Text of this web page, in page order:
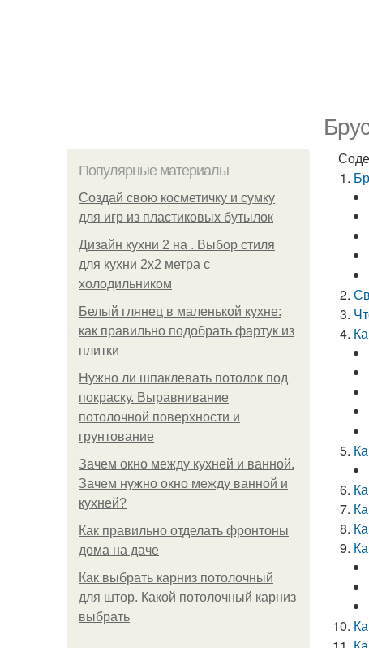
Популярные материалы
Создай свою косметичку и сумку
для игр из пластиковых бутылок
Дизайн кухни 2 на . Выбор стиля
для кухни 2х2 метра с
холодильником
Белый глянец в маленькой кухне:
как правильно подобрать фартук из
плитки
Нужно ли шпаклевать потолок под
покраску. Выравнивание
потолочной поверхности и
грунтование
Зачем окно между кухней и ванной.
Зачем нужно окно между ванной и
кухней?
Как правильно отделать фронтоны
дома на даче
Как выбрать карниз потолочный
для штор. Какой потолочный карниз
выбрать